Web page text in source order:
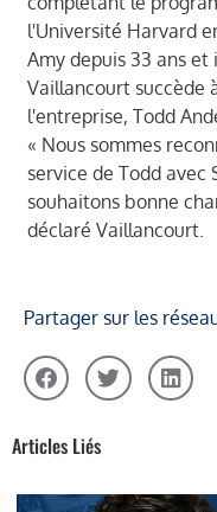
l'Université Harvard
Amy depuis 33 ans et
Vaillancourt succède
l'entreprise, Todd
« Nous sommes
service de Todd avec
souhaitons bonne
déclaré Vaillancourt.
Partager sur les
Articles Liés